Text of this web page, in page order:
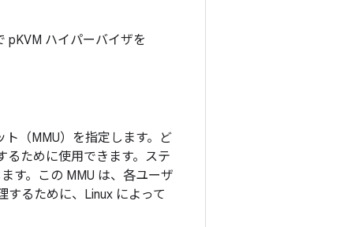
pKVM ハイパーバイザを
（MMU）を指定します。ど
るために使用できます。ステ
す。この MMU は、各ユーザ
るために、Linux によって